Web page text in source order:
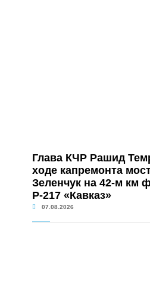
Глава КЧР Рашид
ходе капремонта
Зеленчук на 42-м км
Р-217 «Кавказ»
07.08.2026